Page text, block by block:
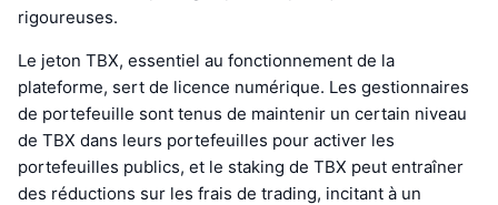
rigoureuses.
Le jeton TBX, essentiel au fonctionnement de la
plateforme, sert de licence numérique. Les gestionnaires
de portefeuille sont tenus de maintenir un certain niveau
de TBX dans leurs portefeuilles pour activer les
portefeuilles publics, et le staking de TBX peut entraîner
des réductions sur les frais de trading, incitant à un